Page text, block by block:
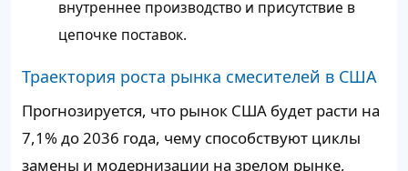
внутреннее производство и присутствие в
цепочке поставок.
Траектория роста рынка смесителей в США
Прогнозируется, что рынок США будет расти на
7,1% до 2036 года, чему способствуют циклы
замены и модернизации на зрелом рынке,